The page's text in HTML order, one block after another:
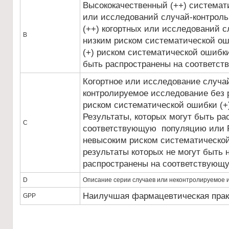
В
Высококачественный (++)
или исследований случай-
(++) когортных или исследований
низким риском систематической
(+) риском систематической
быть распространены на
С
Когортное или исследование
контролируемое исследование
риском систематической ошибки
Результаты, которых могут быть
соответствующую популяцию или
невысоким риском
результаты которых не могут быть
распространены на
D Описание серии случаев или неконтролируемое
GPP Наилучшая фармацевтическая